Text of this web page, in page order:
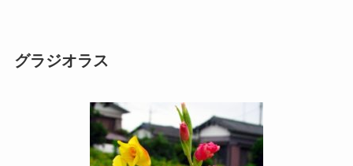
グラジオラス